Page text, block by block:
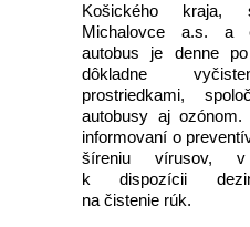
Košického kraja,
Michalovce a.s. a
autobus je denne
dôkladne
prostriedkami,
autobusy aj
informovaní o
šíreniu vírusov, v
k dispozícii
na čistenie rúk.